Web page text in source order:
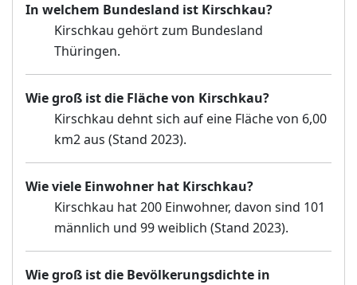
In welchem Bundesland ist Kirschkau?
Kirschkau gehört zum Bundesland
Thüringen.
Wie groß ist die Fläche von Kirschkau?
Kirschkau dehnt sich auf eine Fläche von 6,00
km2 aus (Stand 2023).
Wie viele Einwohner hat Kirschkau?
Kirschkau hat 200 Einwohner, davon sind 101
männlich und 99 weiblich (Stand 2023).
Wie groß ist die Bevölkerungsdichte in